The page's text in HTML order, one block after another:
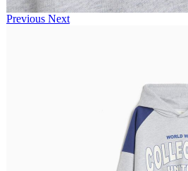
Previous Next